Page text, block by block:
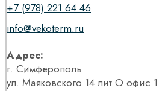
+7 (978) 221 64 46
info@vekoterm.ru
Адрес:
г. Симферополь
ул. Маяковского 14 лит О офис 1